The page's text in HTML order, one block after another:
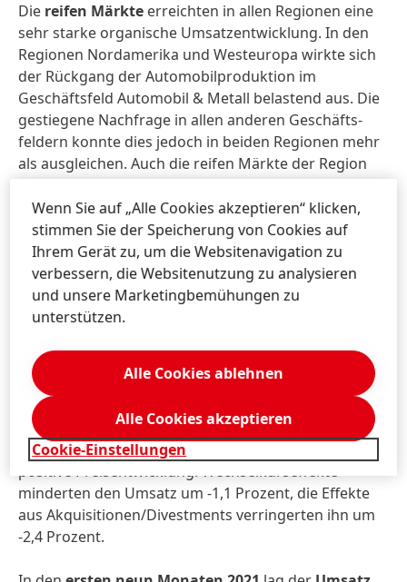
Die reifen Märkte erreichten in allen Regionen eine
sehr starke organische Umsatz­entwicklung. In den
Regionen Nordamerika und Westeuropa wirkte sich
der Rückgang der Automobil­produktion im
Geschäftsfeld Automobil & Metall belastend aus. Die
gestiegene Nachfrage in allen anderen Geschäfts­
feldern konnte dies jedoch in beiden Regionen mehr
als ausgleichen. Auch die reifen Märkte der Region
Wachstum, das durch alle Geschäfts­bereiche gestützt
wurde.
Umsatzentwicklung Beauty Care
Imdritten Quartal 2021
-6,5 Prozent auf 934 Mio Euro.
– das heißt
bereinigt um Wechsel­kurseffekte und Akquisitionen/­
Divestments – lag der Umsatz um -3,0 Prozent unter
Vorjahres­niveau. Während das Volumen rückläufig
war, verzeichnete der Unternehmens­bereich eine
positive Preis­entwicklung. Wechselkurs­effekte
minderten den Umsatz um -1,1 Prozent, die Effekte
aus Akquisitionen/­Divestments verringerten ihn um
-2,4 Prozent.
Wenn Sie auf „Alle Cookies akzeptieren“ klicken,
stimmen Sie der Speicherung von Cookies auf
Ihrem Gerät zu, um die Websitenavigation zu
verbessern, die Websitenutzung zu analysieren
und unsere Marketingbemühungen zu
unterstützen.
Cookie-Einstellungen
Alle Cookies ablehnen
Alle Cookies akzeptieren